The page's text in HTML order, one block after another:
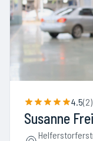
4.5(2)
Susanne